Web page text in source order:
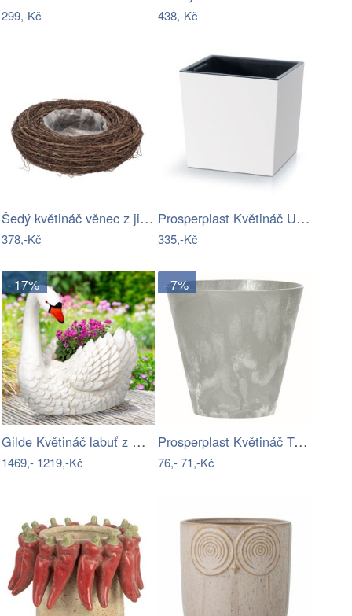
299,-Kč 438,-Kč
Šedý květináč věnec z jilmových větví…
378,-Kč
Prosperplast Květináč URBI II bílý,…
335,-Kč
- 17%
Gilde Květináč labuť z magnesie Sanne,…
1469,- 1219,-Kč
- 7%
Prosperplast Květináč Tubus Easy šedý,…
76,-71,-Kč